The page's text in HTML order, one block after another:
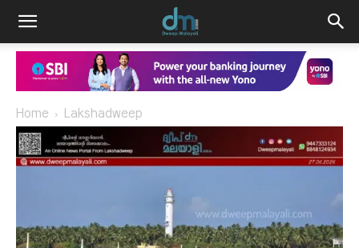
Home Lakshadweep